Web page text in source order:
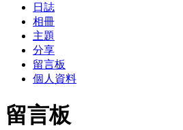
日誌
相冊
主題
分享
留言板
個人資料
留言板